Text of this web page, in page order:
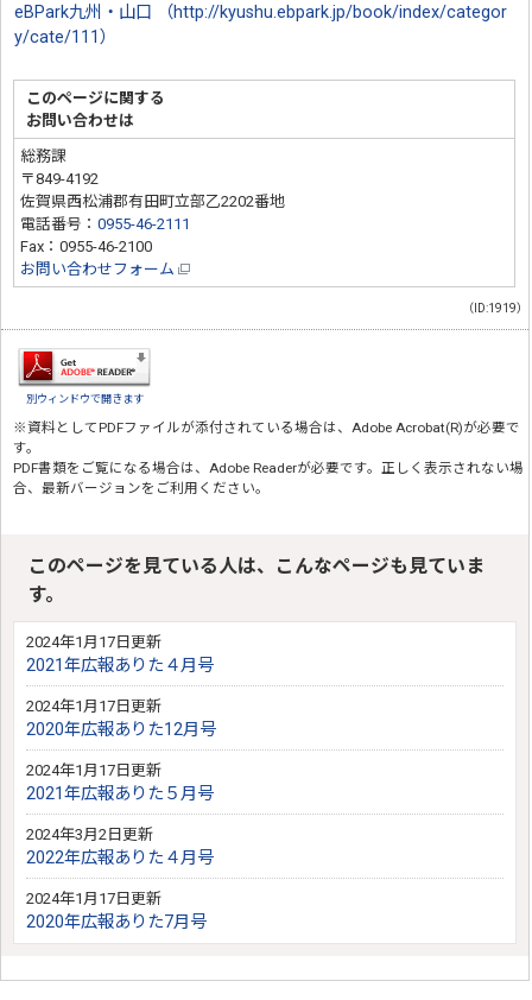
eBPark九州・山口 （http://kyushu.ebpark.jp/book/index/categor
y/cate/111）
このページに関する
お問い合わせは
総務課
〒849-4192
佐賀県西松浦郡有田町立部乙2202番地
電話番号：0955-46-2111
Fax：0955-46-2100
お問い合わせフォーム
（ID:1919）
別ウィンドウで開きます
※資料としてPDFファイルが添付されている場合は、 Adobe Acrobat(R)が必要で
す。
PDF書類をご覧になる場合は、 Adobe Readerが必要です。正しく表示されない場
合、最新バージョンをご利用ください。
このページを見ている人は、こんなページも見ていま
す。
2024年1月17日更新
2021年広報ありた４月号
2024年1月17日更新
2020年広報ありた12月号
2024年1月17日更新
2021年広報ありた５月号
2024年3月2日更新
2022年広報ありた４月号
2024年1月17日更新
2020年広報ありた7月号